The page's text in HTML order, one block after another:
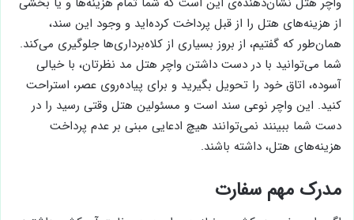
واچر هتل نشان‌دهنده‌ی این است که شما تمام هزینه‌ها و یا بخشی
از هزینه‌های هتل را از قبل پرداخت کرده‌اید و وجود این سند،
همان‌طور که گفتیم، از بروز بسیاری از کلاه‌برداری‌ها جلوگیری می‌کند.
شما می‌توانید با در دست داشتن واچر هتل مد نظرتان، با خیالی
آسوده، اتاق خود را تحویل بگیرید و برای پیاده‌روی عصر، استراحت
کنید. این واچر نوعی سند است و مسئولین هتل وقتی رسید را در
دست شما ببینند نمی‌توانند هیچ ادعایی مبنی بر عدم پرداخت
هزینه‌های هتل، داشته باشند.
مدرک مهم سفارت